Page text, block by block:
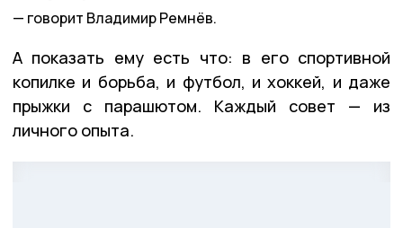
говорит Владимир Ремнёв.
А показать ему есть что: в его спортивной
копилке и борьба, и футбол, и хоккей, и даже
прыжки с парашютом. Каждый совет — из
личного опыта.